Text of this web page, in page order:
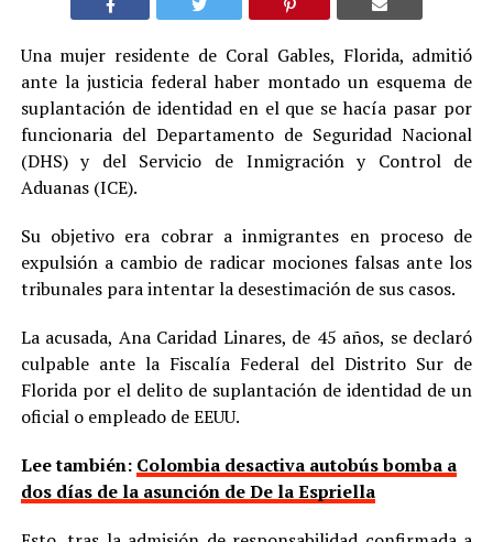
Una mujer residente de Coral Gables, Florida, admitió
ante la justicia federal haber montado un esquema de
suplantación de identidad en el que se hacía pasar por
funcionaria del Departamento de Seguridad Nacional
(DHS) y del Servicio de Inmigración y Control de
Aduanas (ICE).
Su objetivo era cobrar a inmigrantes en proceso de
expulsión a cambio de radicar mociones falsas ante los
tribunales para intentar la desestimación de sus casos.
La acusada, Ana Caridad Linares, de 45 años, se declaró
culpable ante la Fiscalía Federal del Distrito Sur de
Florida por el delito de suplantación de identidad de un
oficial o empleado de EEUU.
Lee también: Colombia desactiva autobús bomba a
dos días de la asunción de De la Espriella